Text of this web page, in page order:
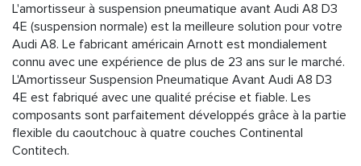
L'amortisseur à suspension pneumatique avant Audi A8 D3
4E (suspension normale) est la meilleure solution pour votre
Audi A8. Le fabricant américain Arnott est mondialement
connu avec une expérience de plus de 23 ans sur le marché.
L'Amortisseur Suspension Pneumatique Avant Audi A8 D3
4E est fabriqué avec une qualité précise et fiable. Les
composants sont parfaitement développés grâce à la partie
flexible du caoutchouc à quatre couches Continental
Contitech.